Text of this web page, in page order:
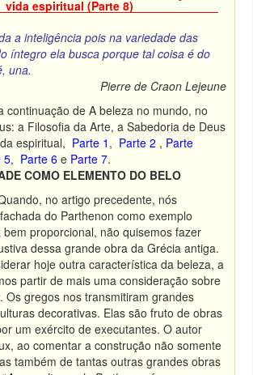
vida espiritual (Parte 8)
a inteligência pois na variedade das
íntegro ela busca porque tal coisa é do
una.
Pierre de Craon Lejeune
continuação de A beleza no mundo, no
a Filosofia da Arte, a Sabedoria de Deus
espiritual, Parte 1 , Parte 2 , Parte
5, Parte 6 e Parte 7.
COMO ELEMENTO DO BELO
no artigo precedente, nós
do Parthenon como exemplo
proporcional, não quisemos fazer
dessa grande obra da Grécia antiga.
hoje outra característica da beleza, a
partir de mais uma consideração sobre
Os gregos nos transmitiram grandes
decorativas. Elas são fruto de obras
um exército de executantes. O autor
ao comentar a construção não somente
também de tantas outras grandes obras